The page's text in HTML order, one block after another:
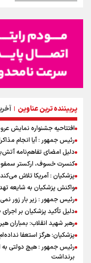
پربیننده ترین عناوین |
افتتاحیه جشنواره نمايش
رئیس جمهور : آیا انجام
دلیل امضای تفاهم‌نامه
کنسرت خسوف، ارکستر
پزشکیان : آمریکا تلاش
واکنش پزشکیان به شایعه
رئیس جمهور : زیر بار زور
دلیل تأکید پزشکیان بر
رهبر شهید انقلاب: بمباران
پزشکیان: هرگز استعفا
رئیس جمهور : هیچ دولتی
برنداشت